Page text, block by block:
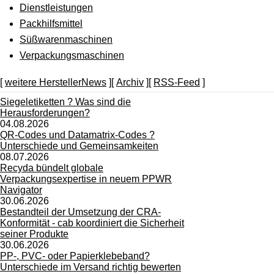
Dienstleistungen
Packhilfsmittel
Süßwarenmaschinen
Verpackungsmaschinen
[weitere HerstellerNews ][Archiv ][ RSS-Feed ]
Siegeletiketten ? Was sind die
Herausforderungen?
04.08.2026
QR-Codes und Datamatrix-Codes ?
Unterschiede und Gemeinsamkeiten
08.07.2026
Recyda bündelt globale
Verpackungsexpertise in neuem PPWR
Navigator
30.06.2026
Bestandteil der Umsetzung der CRA-
Konformität - cab koordiniert die Sicherheit
seiner Produkte
30.06.2026
PP-, PVC- oder Papierklebeband?
Unterschiede im Versand richtig bewerten